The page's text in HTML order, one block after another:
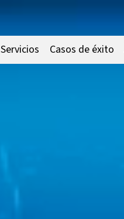
Servicios Casos de éxito